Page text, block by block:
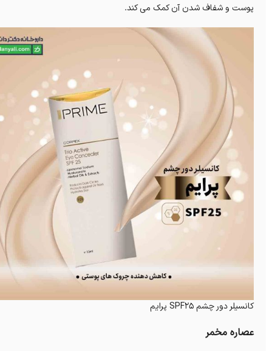
پوست و شفاف شدن آن کمک می کند.
کانسیلر دور چشم SPF25 پرایم
عصاره مخمر